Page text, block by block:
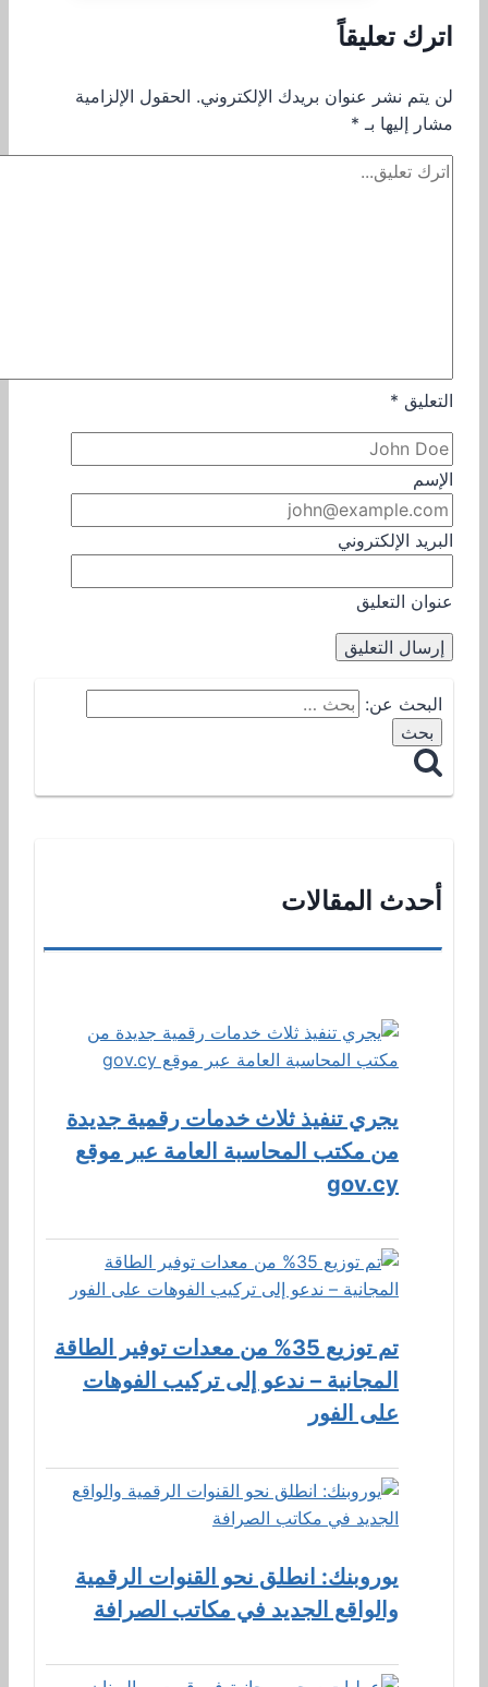
اترك تعليقاً
لن يتم نشر عنوان بريدك الإلكتروني. الحقول الإلزامية
مشار إليها بـ *
التعليق *
الإسم
البريد الإلكتروني
عنوان التعليق
البحث عن:
أحدث المقالات
يجري تنفيذ ثلاث خدمات رقمية جديدة
من مكتب المحاسبة العامة عبر موقع
gov.cy
تم توزيع 35% من معدات توفير الطاقة
المجانية – ندعو إلى تركيب الفوهات
على الفور
يوروبنك: انطلق نحو القنوات الرقمية
والواقع الجديد في مكاتب الصرافة